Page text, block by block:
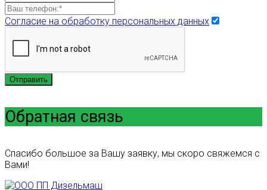
Согласие на обработку персональных данных
Отправить
Обратная связь
Спасибо большое за Вашу заявку, мы скоро свяжемся с
Вами!